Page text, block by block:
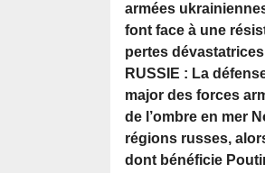
armées
font face à une
pertes
RUSSIE : La
major des forces
de l’ombre en mer
régions russes,
dont bénéficie